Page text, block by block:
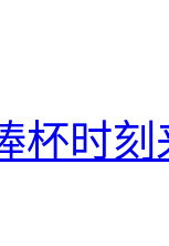
杯时刻